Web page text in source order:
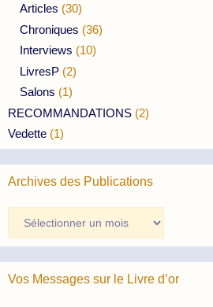
Articles (30)
Chroniques (36)
Interviews (10)
LivresP (2)
Salons (1)
RECOMMANDATIONS (2)
Vedette (1)
Archives des Publications
des
Publications
Vos Messages sur le Livre d’or